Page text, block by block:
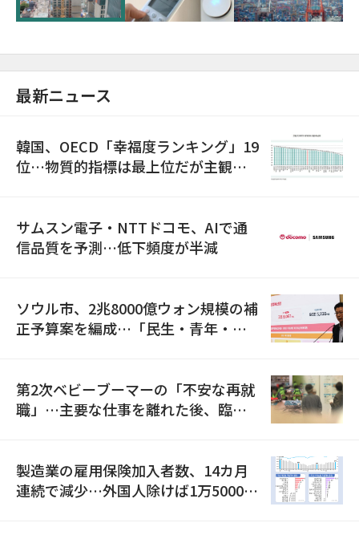
最新ニュース
韓国、OECD「幸福度ランキング」19
位…物質的指標は最上位だが主観的
サムスン電子・NTTドコモ、AIで通
信品質を予測…低下頻度が半減
ソウル市、2兆8000億ウォン規模の補
正予算案を編成…「民生・青年・安
第2次ベビーブーマーの「不安な再就
職」…主要な仕事を離れた後、臨時
製造業の雇用保険加入者数、14カ月
連続で減少…外国人除けば1万5000人